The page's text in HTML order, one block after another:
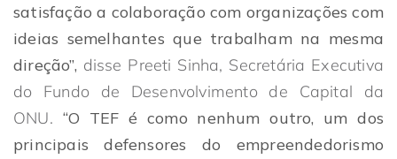
satisfação a colaboração com organizações com
ideias semelhantes que trabalham na mesma
direção”, disse Preeti Sinha, Secretária Executiva
do Fundo de Desenvolvimento de Capital da
ONU. “O TEF é como nenhum outro, um dos
principais defensores do empreendedorismo